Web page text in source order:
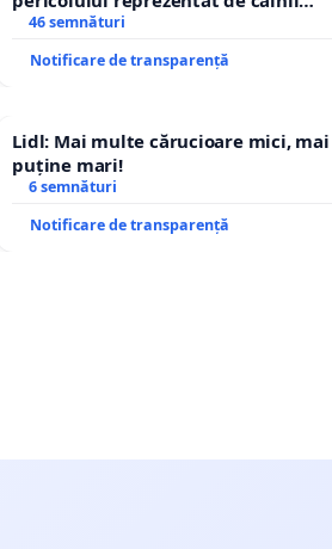
agresivi și fără stăpân din comuna
46 semnături
Notificare de transparență
Lidl: Mai multe cărucioare mici, mai
puține mari!
6 semnături
Notificare de transparență